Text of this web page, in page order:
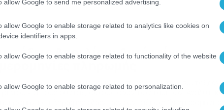
allow Google to send me personalized advertising.
allow Google to enable storage related to analytics like cookies on
identifiers in apps.
allow Google to enable storage related to functionality of the website
allow Google to enable storage related to personalization.
03/2025 14:31
Απριλίου: Αυτές είναι οι
πληρωμής
Απριλίου: Οι ημερομηνίες πληρωμής των συντάξεων
για τους συνταξιούχους όλων των ταμείων. Αναλυτικά